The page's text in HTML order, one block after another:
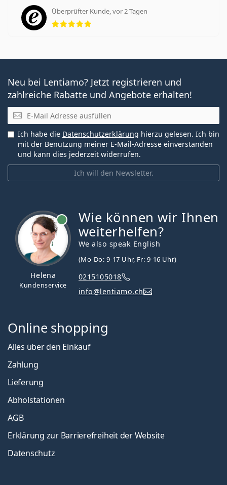
Überprüfter Kunde, vor 2 Tagen
Bewertung 5 aus 5
Neu bei Lentiamo? Jetzt registrieren und
zahlreiche Rabatte und Angebote erhalten!
E-Mail
Ich will den Newsletter.
Ich habe die Datenschutzerklärung hierzu gelesen. Ich bin
mit der Benutzung meiner E-Mail-Adresse einverstanden
und kann dies jederzeit widerrufen.
Helena
Kundenservice
Wie können wir Ihnen
weiterhelfen?
We also speak English
(Mo-Do: 9-17 Uhr, Fr: 9-16 Uhr)
0215105018
info@lentiamo.ch
Online shopping
Alles über den Einkauf
Zahlung
Lieferung
Abholstationen
AGB
Erklärung zur Barrierefreiheit der Website
Datenschutz